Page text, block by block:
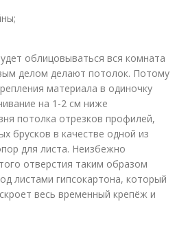
облицовываться вся комната
делом делают потолок. Потому
материала в одиночку
на 1-2 см ниже
потолка отрезков профилей,
брусков в качестве одной из
для листа. Неизбежно
отверстия таким образом
листами гипсокартона, который
весь временный крепёж и